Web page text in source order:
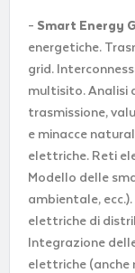
– Smart Energy
energetiche.
grid.
multisito. Analisi
trasmissione,
e minacce
elettriche. Reti
Modello delle
ambientale,
elettriche di
Integrazione
elettriche (anche